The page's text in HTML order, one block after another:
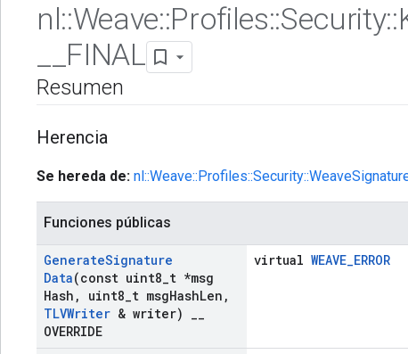
nl::Weave::Profiles::Security::
FINAL
Resumen
Herencia
Se hereda de:
Funciones públicas
GenerateSignature
Data(const uint8 t *msg
Hash , uint8 t msgHashLen ,
TLVWriter & writer)
OVERRIDE
virtual WEAVE_ERROR